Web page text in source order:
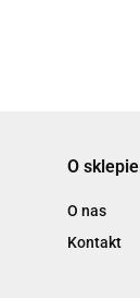
O sklepie
O nas
Kontakt